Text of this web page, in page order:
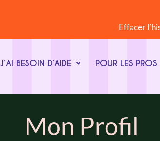
Effacer
J’AI BESOIN D’AIDE POUR LES PROS
Mon Profil